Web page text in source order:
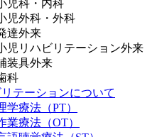
児科・内科
児外科・外科
達外来
児リハビリテーション外来
装具外来
科
リテーションについて
学療法（PT）
業療法（OT）